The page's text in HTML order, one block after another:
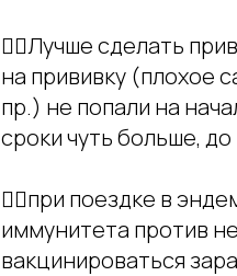
👉🏻Лучше сделать
на прививку (плохое
пр.) не попали на
сроки чуть больше, до
👉🏻при поездке в
иммунитета против
вакцинироваться